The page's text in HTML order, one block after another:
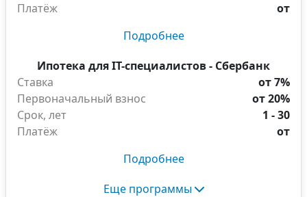
Платёж
от
Подробнее
Ипотека для IT-специалистов - Сбербанк
Ставка
от 7%
Первоначальный взнос
от 20%
Срок, лет
1 - 30
Платёж
от
Подробнее
Еще программы